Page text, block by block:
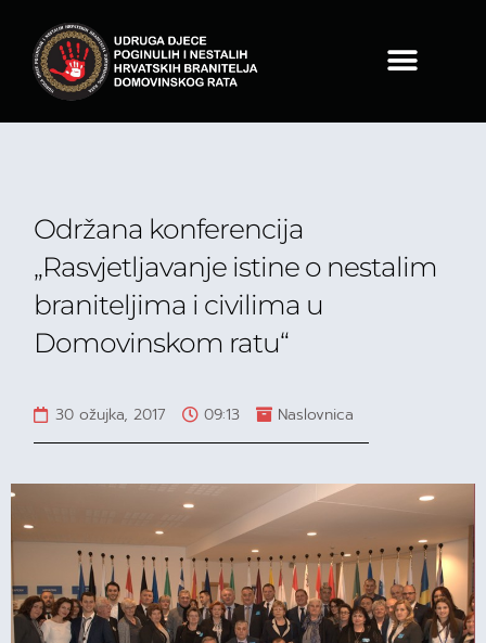
Održana konferencija
„Rasvjetljavanje istine o nestalim
braniteljima i civilima u
Domovinskom ratu“
30 ožujka, 2017 09:13 Naslovnica